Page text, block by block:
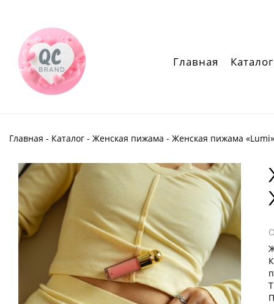
Главная Каталог
Главная - Каталог - Женская пижама - Женская пижама